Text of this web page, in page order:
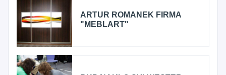
ARTUR ROMANEK FIRMA
"MEBLART"